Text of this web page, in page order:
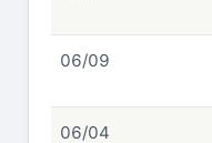
06/09
06/04